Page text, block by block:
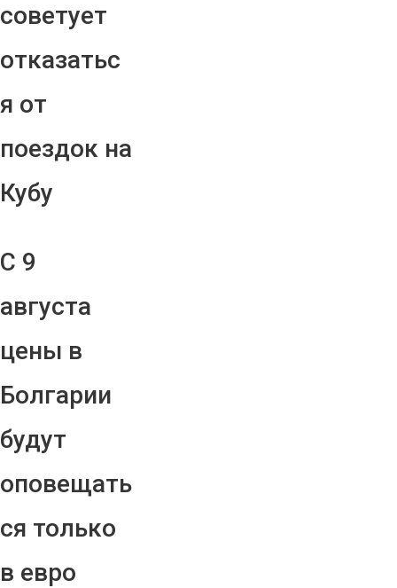
советует
отказатьс
я от
поездок на
Кубу
С 9
августа
цены в
Болгарии
будут
оповещать
ся только
в евро